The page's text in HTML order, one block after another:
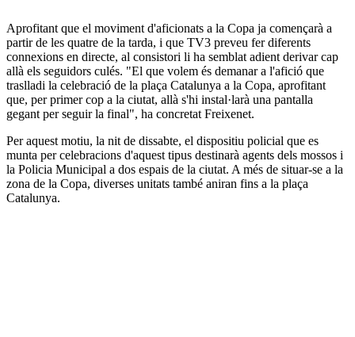
Aprofitant que el moviment d'aficionats a la Copa ja començarà a
partir de les quatre de la tarda, i que TV3 preveu fer diferents
connexions en directe, al consistori li ha semblat adient derivar cap
allà els seguidors culés. "El que volem és demanar a l'afició que
traslladi la celebració de la plaça Catalunya a la Copa, aprofitant
que, per primer cop a la ciutat, allà s'hi instal·larà una pantalla
gegant per seguir la final", ha concretat Freixenet.
Per aquest motiu, la nit de dissabte, el dispositiu policial que es
munta per celebracions d'aquest tipus destinarà agents dels mossos i
la Policia Municipal a dos espais de la ciutat. A més de situar-se a la
zona de la Copa, diverses unitats també aniran fins a la plaça
Catalunya.